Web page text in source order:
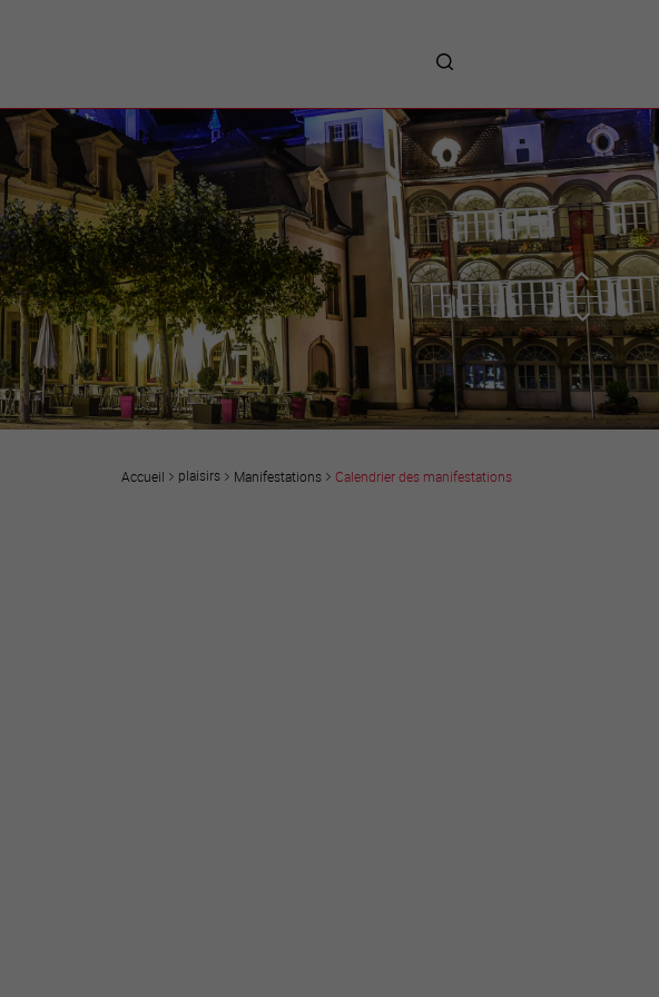
Projets
Chantiers en ville
Plan directeur du
centre-ville
Prestations
Avantages
Unternehmen :
Willkommen!
Companies : Welcome!
Imprese : benvenute!
Accueil plaisirs Manifestations Calendrier des manifestations